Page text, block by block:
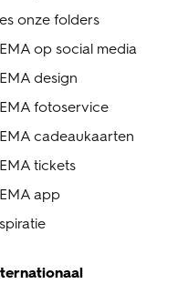
onze folders
op social media
design
fotoservice
cadeaukaarten
tickets
app